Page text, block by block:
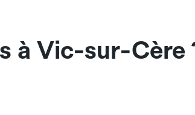
à Vic-sur-Cère